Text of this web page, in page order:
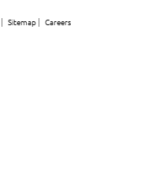
Sitemap Careers